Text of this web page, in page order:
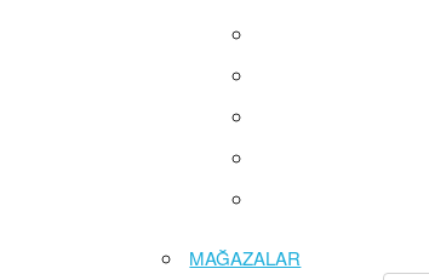
MAĞAZALAR